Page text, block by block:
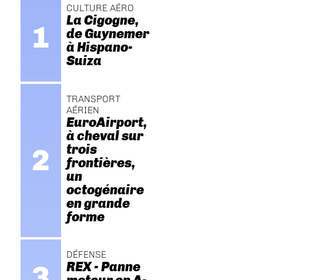
CULTURE AÉRO
La Cigogne,
de Guynemer
à Hispano-
Suiza
TRANSPORT
AÉRIEN
EuroAirport,
à cheval sur
trois
frontières,
un
octogénaire
en grande
forme
DÉFENSE
REX - Panne